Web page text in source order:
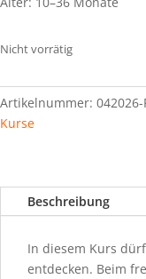
Nicht vorrätig
Artikelnummer:
Kurse
Beschreibung
In diesem Kurs
entdecken. Beim